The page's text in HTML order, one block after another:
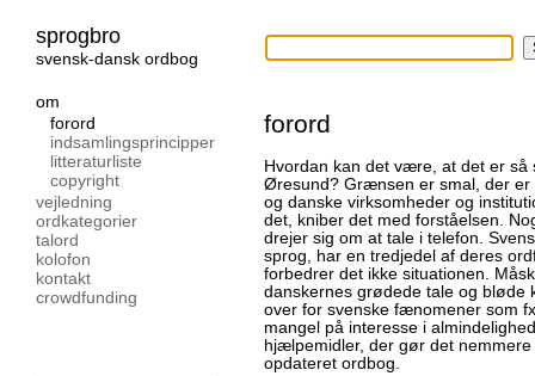
sprogbro
svensk-dansk ordbog
om
forord
indsamlingsprincipper
litteraturliste
copyright
vejledning
ordkategorier
talord
kolofon
kontakt
crowdfunding
forord
Hvordan kan det være, at det er
Øresund? Grænsen er smal, der er
og danske virksomheder og
det, kniber det med forståelsen.
drejer sig om at tale i telefon.
sprog, har en tredjedel af deres
forbedrer det ikke situationen.
danskernes grødede tale og bløde
over for svenske fænomener som
mangel på interesse i
hjælpemidler, der gør det
opdateret ordbog.